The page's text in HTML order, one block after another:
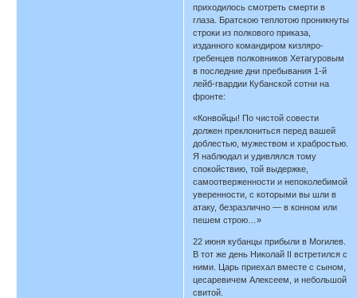
приходилось смотреть смерти в
глаза. Братскою теплотою проникнуты
строки из полкового приказа,
изданного командиром кизляро-
гребенцев полковников Хетагуровым
в последние дни пребывания 1-й
лейб-гвардии Кубанской сотни на
фронте:
«Конвойцы! По чистой совести
должен преклониться перед вашей
доблестью, мужеством и храбростью.
Я наблюдал и удивлялся тому
спокойствию, той выдержке,
самоотверженности и непоколебимой
уверенности, с которыми вы шли в
атаку, безразлично — в конном или
пешем строю…»
22 июня кубанцы прибыли в Могилев.
В тот же день Николай II встретился с
ними. Царь приехал вместе с сыном,
цесаревичем Алексеем, и небольшой
свитой.